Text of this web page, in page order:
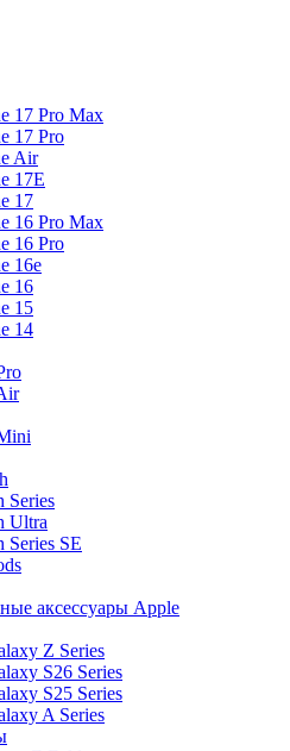
17 Pro Max
17 Pro
Air
17E
17
16 Pro Max
16 Pro
16e
16
15
14
Series
Ultra
Series SE
аксессуары Apple
Z Series
S26 Series
S25 Series
A Series